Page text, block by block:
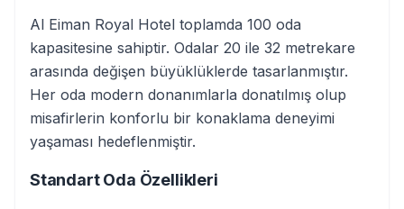
Al Eiman Royal Hotel toplamda 100 oda
kapasitesine sahiptir. Odalar 20 ile 32 metrekare
arasında değişen büyüklüklerde tasarlanmıştır.
Her oda modern donanımlarla donatılmış olup
misafirlerin konforlu bir konaklama deneyimi
yaşaması hedeflenmiştir.
Standart Oda Özellikleri